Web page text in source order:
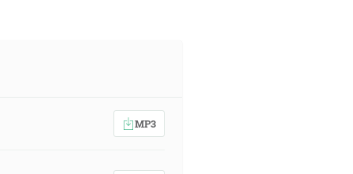
ním, strpel kríž opovrhnúc
že každý, kto je uštipnutý, keď
MP3